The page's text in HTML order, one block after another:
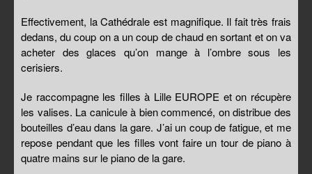
Effectivement, la Cathédrale est magnifique. Il fait très frais
dedans, du coup on a un coup de chaud en sortant et on va
acheter des glaces qu’on mange à l’ombre sous les
cerisiers.
Je raccompagne les filles à Lille EUROPE et on récupère
les valises. La canicule à bien commencé, on distribue des
bouteilles d’eau dans la gare. J’ai un coup de fatigue, et me
repose pendant que les filles vont faire un tour de piano à
quatre mains sur le piano de la gare.